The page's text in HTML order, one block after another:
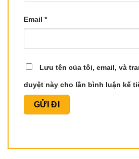
Email *
Lưu tên của tôi, email, và
duyệt này cho lần bình luận kế